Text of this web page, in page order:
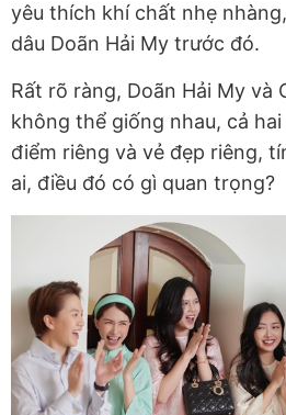
yêu thích khí chất nhẹ
dâu Doãn Hải My trước đó.
Rất rõ ràng, Doãn Hải My và
không thể giống nhau, cả hai
điểm riêng và vẻ đẹp riêng,
ai, điều đó có gì quan trọng?